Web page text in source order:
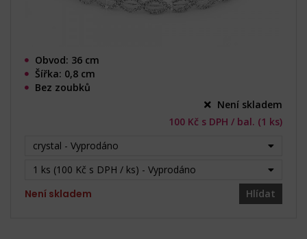
Obvod: 36 cm
Šířka: 0,8 cm
Bez zoubků
Není skladem
100 Kč s DPH / bal. (1 ks)
crystal - Vyprodáno
1 ks (100 Kč s DPH / ks) - Vyprodáno
Není skladem Hlídat